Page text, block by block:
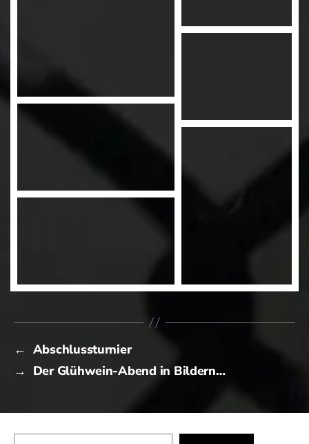
← Abschlussturnier
→ Der Glühwein-Abend in Bildern…